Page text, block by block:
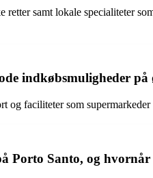
samt lokale specialiteter
indkøbsmuligheder på
og faciliteter som
Porto Santo, og